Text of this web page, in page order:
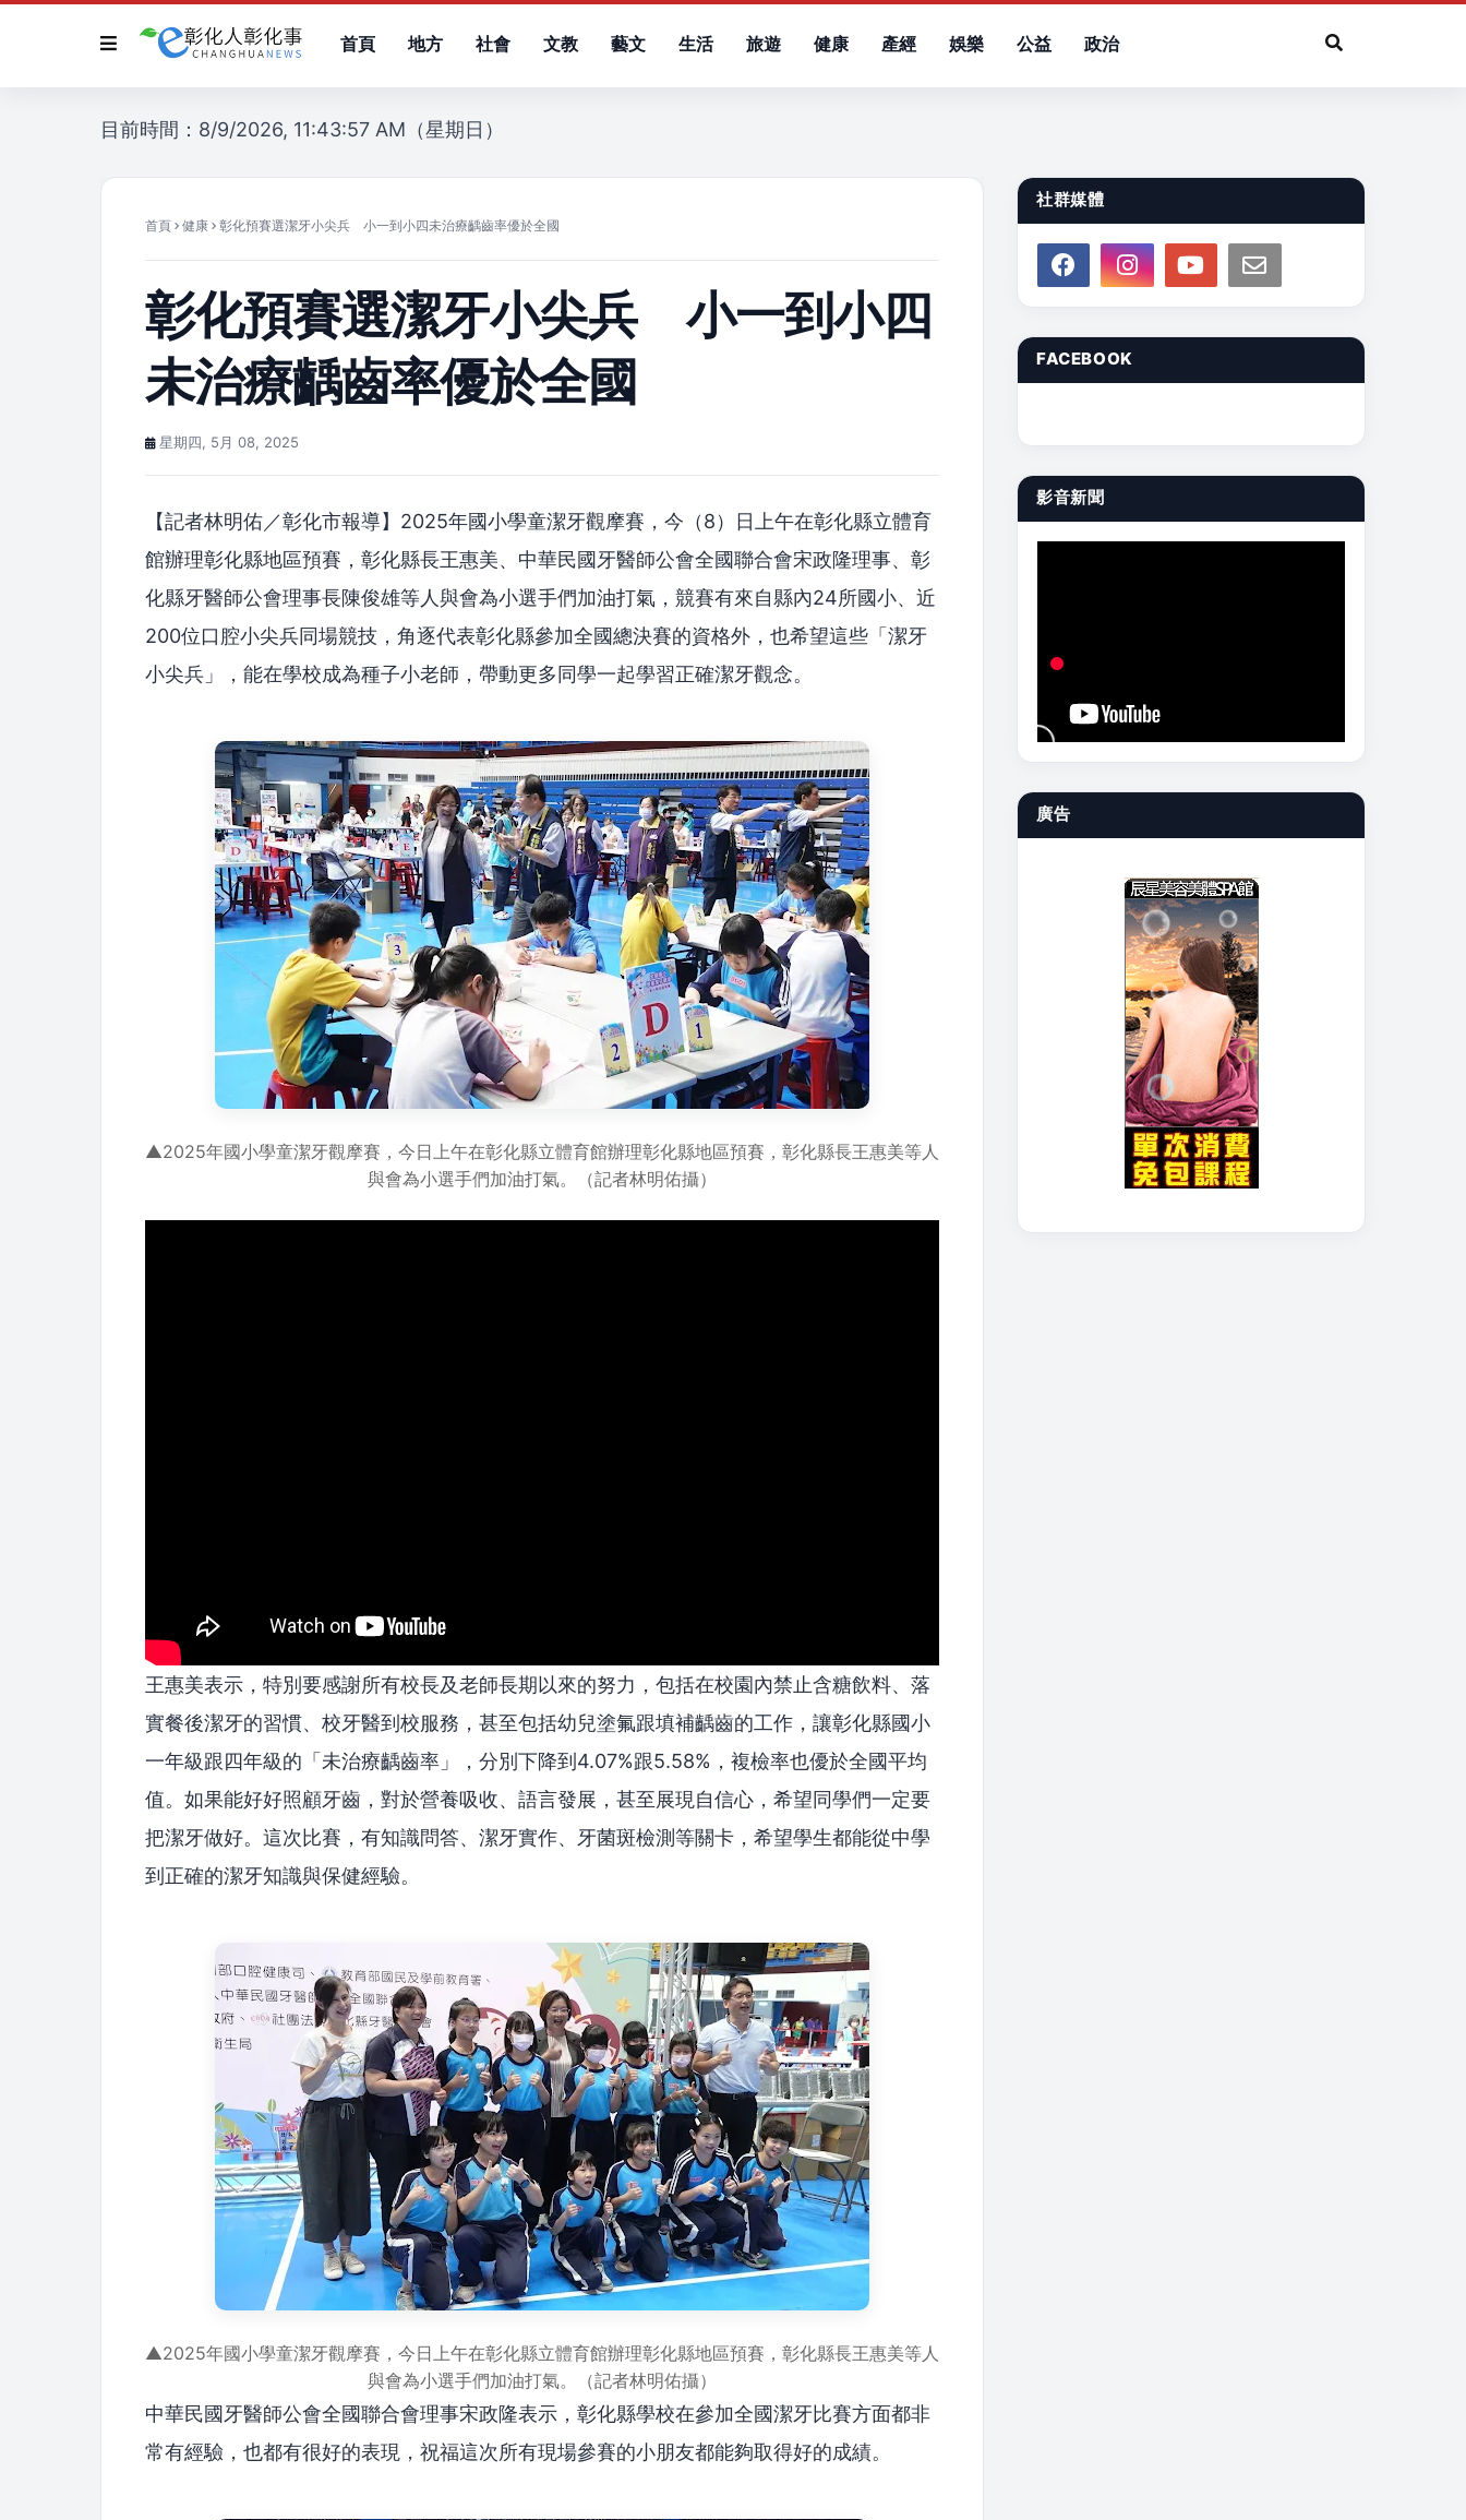
首頁 地方 社會 文教 藝文 生活 旅遊 健康 產經 娛樂 公益 政治
目前時間：8/9/2026, 11:43:57 AM（星期日）
首頁 健康 彰化預賽選潔牙小尖兵 小一到小四未治療齲齒率優於全國
彰化預賽選潔牙小尖兵 小一到小四
未治療齲齒率優於全國
星期四, 5月 08, 2025
【記者林明佑／彰化市報導】2025年國小學童潔牙觀摩賽，今（8）日上午在彰化縣立體育
館辦理彰化縣地區預賽，彰化縣長王惠美、中華民國牙醫師公會全國聯合會宋政隆理事、彰
化縣牙醫師公會理事長陳俊雄等人與會為小選手們加油打氣，競賽有來自縣內24所國小、近
200位口腔小尖兵同場競技，角逐代表彰化縣參加全國總決賽的資格外，也希望這些「潔牙
小尖兵」，能在學校成為種子小老師，帶動更多同學一起學習正確潔牙觀念。
▲2025年國小學童潔牙觀摩賽，今日上午在彰化縣立體育館辦理彰化縣地區預賽，彰化縣長王惠美等人
與會為小選手們加油打氣。（記者林明佑攝）
王惠美表示，特別要感謝所有校長及老師長期以來的努力，包括在校園內禁止含糖飲料、落
實餐後潔牙的習慣、校牙醫到校服務，甚至包括幼兒塗氟跟填補齲齒的工作，讓彰化縣國小
一年級跟四年級的「未治療齲齒率」，分別下降到4.07%跟5.58%，複檢率也優於全國平均
值。如果能好好照顧牙齒，對於營養吸收、語言發展，甚至展現自信心，希望同學們一定要
把潔牙做好。這次比賽，有知識問答、潔牙實作、牙菌斑檢測等關卡，希望學生都能從中學
到正確的潔牙知識與保健經驗。
▲2025年國小學童潔牙觀摩賽，今日上午在彰化縣立體育館辦理彰化縣地區預賽，彰化縣長王惠美等人
與會為小選手們加油打氣。（記者林明佑攝）
中華民國牙醫師公會全國聯合會理事宋政隆表示，彰化縣學校在參加全國潔牙比賽方面都非
常有經驗，也都有很好的表現，祝福這次所有現場參賽的小朋友都能夠取得好的成績。
社群媒體
FACEBOOK
影音新聞
廣告